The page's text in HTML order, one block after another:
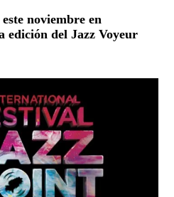
noviembre en
edición del Jazz Voyeur